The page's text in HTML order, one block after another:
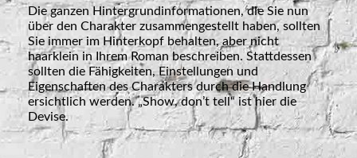
Die ganzen Hintergrundinformationen, die Sie nun
über den Charakter zusammengestellt haben, sollten
Sie immer im Hinterkopf behalten, aber nicht
haarklein in Ihrem Roman beschreiben. Stattdessen
sollten die Fähigkeiten, Einstellungen und
Eigenschaften des Charakters durch die Handlung
ersichtlich werden. „Show, don’t tell“ ist hier die
Devise.